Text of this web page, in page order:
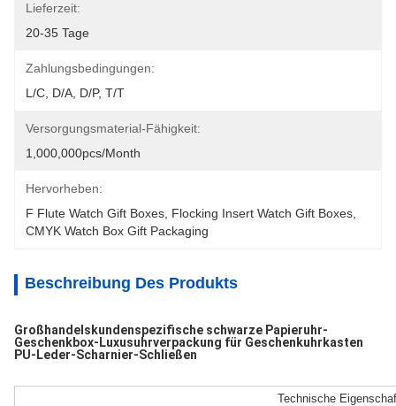
Lieferzeit:
20-35 Tage
Zahlungsbedingungen:
L/C, D/A, D/P, T/T
Versorgungsmaterial-Fähigkeit:
1,000,000pcs/month
Hervorheben:
F Flute Watch Gift Boxes Flocking Insert Watch Gift Boxes
CMYK Watch Box Gift Packaging
Beschreibung Des Produkts
Großhandelskundenspezifische schwarze Papieruhr-
Geschenkbox-Luxusuhrverpackung für Geschenkuhrkasten
PU-Leder-Scharnier-Schließen
Technische